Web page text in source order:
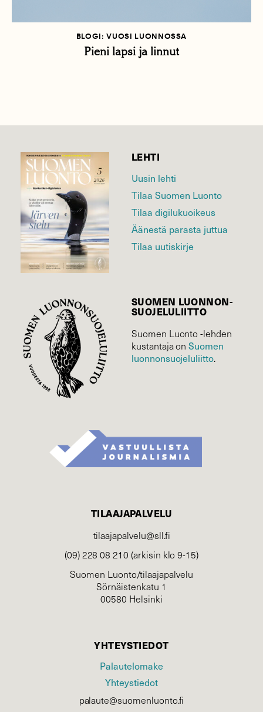
BLOGI: VUOSI LUONNOSSA
Pieni lapsi ja linnut
LEHTI
Uusin lehti
Tilaa Suomen Luonto
Tilaa digilukuoikeus
Äänestä parasta juttua
Tilaa uutiskirje
SUOMEN LUONNON­
SUOJELU­LIITTO
Suomen Luonto -lehden
kustantaja onSuomen
luonnonsuojelu­liitto.
TILAAJAPALVELU
tilaajapalvelu@sll.fi
(09) 228 08 210 (arkisin klo 9-15)
Suomen Luonto/tilaajapalvelu
Sörnäistenkatu 1
00580 Helsinki
YHTEYSTIEDOT
Palautelomake
Yhteystiedot
palaute@suomenluonto.fi